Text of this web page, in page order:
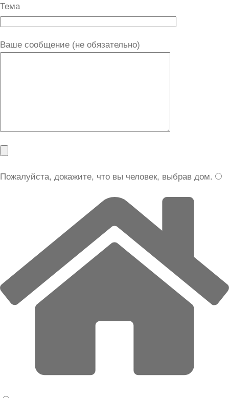
Тема
Ваше сообщение (не обязательно)
Пожалуйста, докажите, что вы человек, выбрав дом.